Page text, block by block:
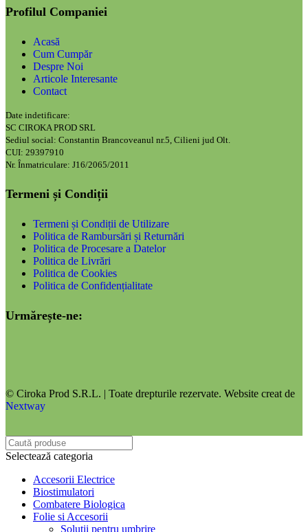
Profilul Companiei
Acasă
Cum Cumpăr
Despre Noi
Articole Interesante
Contact
Date indetificare:
SC CIROKA PROD SRL
Sediul social: Constantin Brancoveanul nr.5, Cilieni jud Olt.
CUI: 29397910
Nr. Înmatriculare: J16/2065/2011
Termeni și Condiții
Termeni și Condiții de Utilizare
Politica de Rambursări și Returnări
Politica de Procesare a Datelor
Politica de Livrări
Politica de Cookies
Politica de Confidențialitate
Urmărește-ne:
© Ciroka Prod S.R.L. | Toate drepturile rezervate. Website creat de
Nextway
Selectează categoria
Accesorii Electrice
Biostimulatori
Combatere Biologica
Folie si Accesorii
Solutii pentru umbrire